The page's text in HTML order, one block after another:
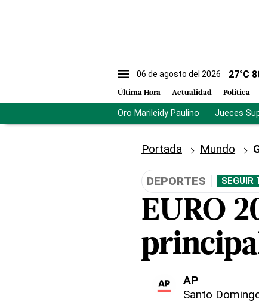
06 de agosto del 2026 27°C
Última Hora Actualidad Política
Oro Marileidy Paulino Jueces
Portada Mundo
DEPORTES SEGUIR
EURO
AP
Santo